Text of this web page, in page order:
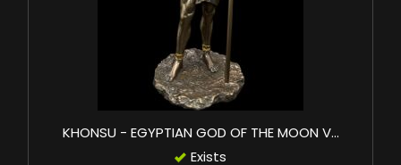
KHONSU - EGYPTIAN GOD OF THE MOON V...
Exists